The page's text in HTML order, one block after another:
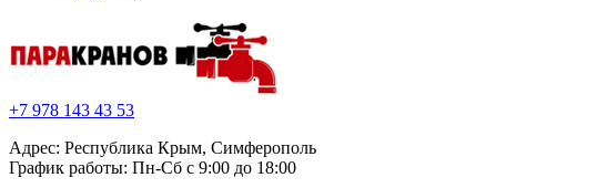
+7 978 143 43 53
Адрес: Республика Крым, Симферополь
График работы: Пн-Сб с 9:00 до 18:00